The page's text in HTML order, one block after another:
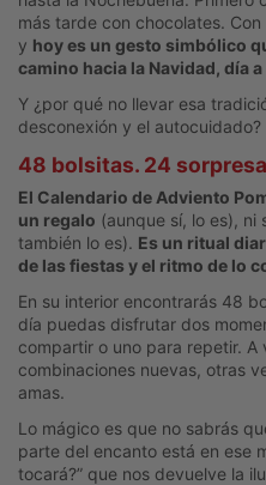
más tarde con chocolates.
y hoy es un gesto simbólico
camino hacia la Navidad, día a
Y ¿por qué no llevar esa
desconexión y el autocuidado?
48 bolsitas. 24
El Calendario de Adviento
un regalo (aunque sí, lo es), ni
también lo es). Es un ritual
de las fiestas y el ritmo de lo
En su interior encontrarás 48
día puedas disfrutar dos
compartir o uno para repetir. A
combinaciones nuevas, otras
amas.
Lo mágico es que no sabrás
parte del encanto está en ese
tocará?” que nos devuelve la